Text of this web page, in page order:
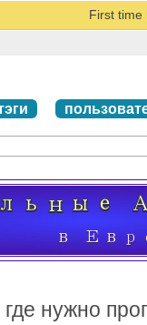
First time
где нужно